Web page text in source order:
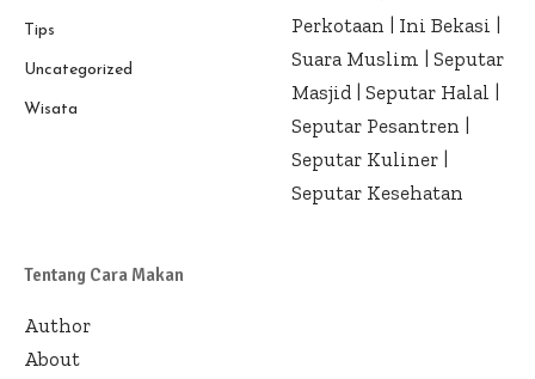
Tips
Uncategorized
Wisata
Perkotaan
Ini Bekasi
Suara Muslim
Seputar
Masjid Seputar Halal
Seputar Pesantren
Seputar Kuliner
Seputar Kesehatan
Tentang Cara Makan
Author
About